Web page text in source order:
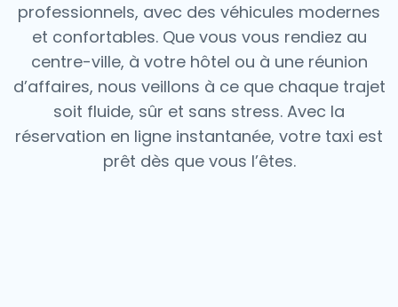
professionnels, avec des véhicules modernes
et confortables. Que vous vous rendiez au
centre-ville, à votre hôtel ou à une réunion
d’affaires, nous veillons à ce que chaque trajet
soit fluide, sûr et sans stress. Avec la
réservation en ligne instantanée, votre taxi est
prêt dès que vous l’êtes.